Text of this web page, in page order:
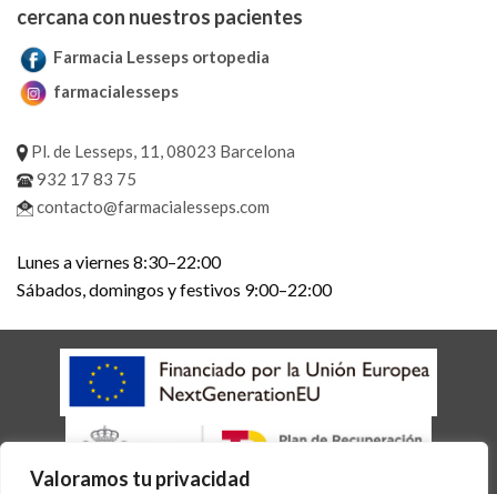
Valoramos tu privacidad
cercana con nuestros pacientes
Farmacia Lesseps ortopedia
farmacialesseps
Pl. de Lesseps, 11, 08023 Barcelona
932 17 83 75
contacto@farmacialesseps.com
Lunes a viernes 8:30–22:00
Sábados, domingos y festivos 9:00–22:00